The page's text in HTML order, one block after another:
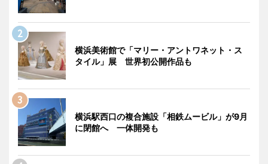
横浜美術館で「マリー・アントワネット・ス
タイル」展 世界初公開作品も
横浜駅西口の複合施設「相鉄ムービル」が9月
に閉館へ 一体開発も